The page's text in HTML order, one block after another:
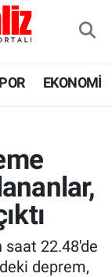
EKONOMİ
saat 22.48'de
deprem,